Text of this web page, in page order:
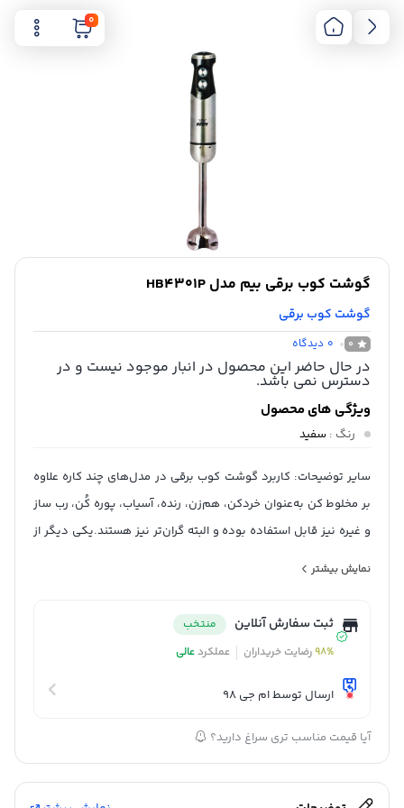
0
گوشت کوب برقی بیم مدل HB4301P
گوشت کوب برقی
0
0 دیدگاه
در حال حاضر این محصول در انبار موجود نیست و در
دسترس نمی باشد.
ویژگی های محصول
رنگ : سفید
سایر توضیحات: کاربرد گوشت کوب برقی در مدل‌های چند کاره علاوه
بر مخلوط کن به‌عنوان خردکن، هم‌زن، رنده، آسیاب، پوره کُن، رب ساز
و غیره نیز قابل استفاده بوده و البته گران‌تر نیز هستند.یکی دیگر از
توان مصرفی: 800 وات
جنس میله (همزن): استیل ضد زنگ
جنس ظرف غذاساز: پلاستیک
شناسه کالا: 2901009300307
نمایش بیشتر
ثبت سفارش آنلاین
منتخب
98%رضایت خریداران عملکردعالی
ارسال توسط ام جی 98
آیا قیمت مناسب تری سراغ دارید؟